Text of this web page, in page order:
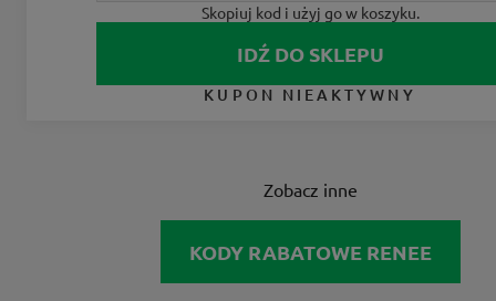
Skopiuj kod i użyj go w koszyku.
IDŹ DO SKLEPU
KUPON NIEAKTYWNY
Zobacz inne
KODY RABATOWE RENEE